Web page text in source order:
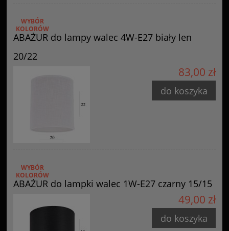
ABAŻUR do lampy walec 4W-E27 biały len
20/22
WYBÓR
KOLORÓW
83,00 zł
do koszyka
ABAŻUR do lampki walec 1W-E27 czarny 15/15
WYBÓR
KOLORÓW
49,00 zł
do koszyka